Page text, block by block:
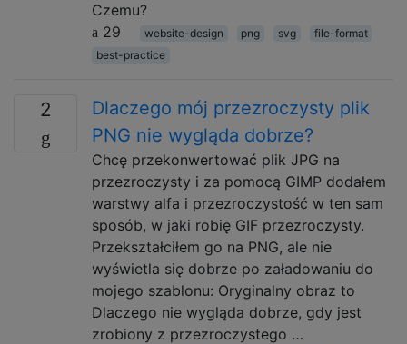
Czemu?
29
website-design png svg
file-format
best-practice
2
Dlaczego mój przezroczysty plik
PNG nie wygląda dobrze?
Chcę przekonwertować plik JPG na
przezroczysty i za pomocą GIMP dodałem
warstwy alfa i przezroczystość w ten sam
sposób, w jaki robię GIF przezroczysty.
Przekształciłem go na PNG, ale nie
wyświetla się dobrze po załadowaniu do
mojego szablonu: Oryginalny obraz to
Dlaczego nie wygląda dobrze, gdy jest
zrobiony z przezroczystego …